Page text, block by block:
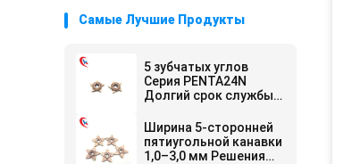
Самые Лучшие Продукты
5 зубчатых углов
Серия PENTA24N
Долгий срок службы
Твердосплавные
пластины для
нарезания канавок
Ширина 5-сторонней
пятиугольной канавки
1,0–3,0 мм Решения